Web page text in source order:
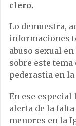
clero.
Lo demuestra,
informaciones
abuso sexual
sobre este
pederastia en
En ese
alerta de la falta
menores en la